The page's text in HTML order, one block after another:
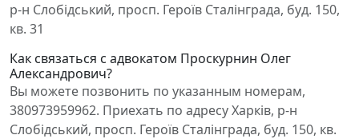
р-н Слобідський, просп. Героїв Сталінграда, буд. 150,
кв. 31
Как связаться с адвокатом Проскурнин Олег
Александрович?
Вы можете позвонить по указанным номерам,
380973959962. Приехать по адресу Харків, р-н
Слобідський, просп. Героїв Сталінграда, буд. 150, кв.